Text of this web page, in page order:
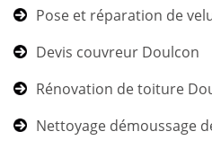
Pose et réparation de
Devis couvreur Doulcon
Rénovation de toiture
Nettoyage démoussage